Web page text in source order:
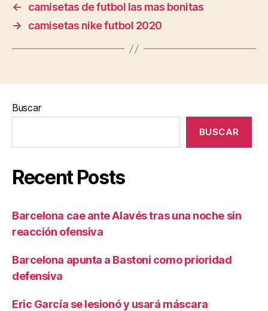
←
camisetas de futbol las mas bonitas
→
camisetas nike futbol 2020
Buscar
BUSCAR
Recent Posts
Barcelona cae ante Alavés tras una noche sin
reacción ofensiva
Barcelona apunta a Bastoni como prioridad
defensiva
Eric García se lesionó y usará máscara